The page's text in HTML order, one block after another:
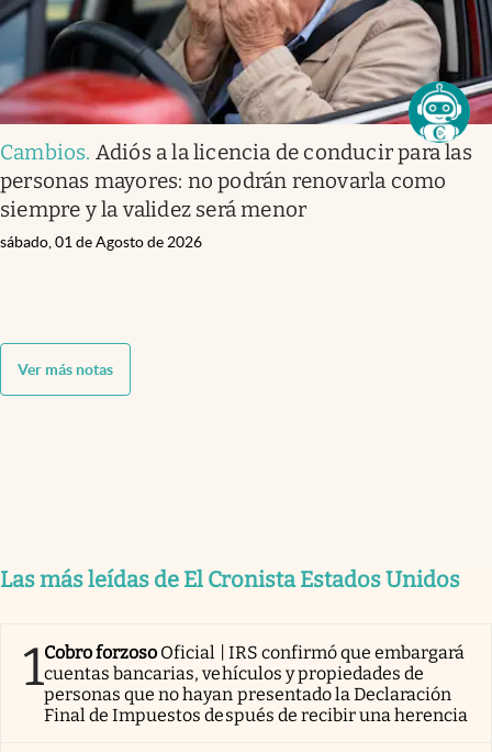
Cambios. Adiós a la licencia de conducir para las
personas mayores: no podrán renovarla como
siempre y la validez será menor
sábado, 01 de Agosto de 2026
Ver más notas
Las más leídas de El Cronista Estados Unidos
1Cobro forzoso Oficial | IRS confirmó que embargará
cuentas bancarias, vehículos y propiedades de
personas que no hayan presentado la Declaración
Final de Impuestos después de recibir una herencia